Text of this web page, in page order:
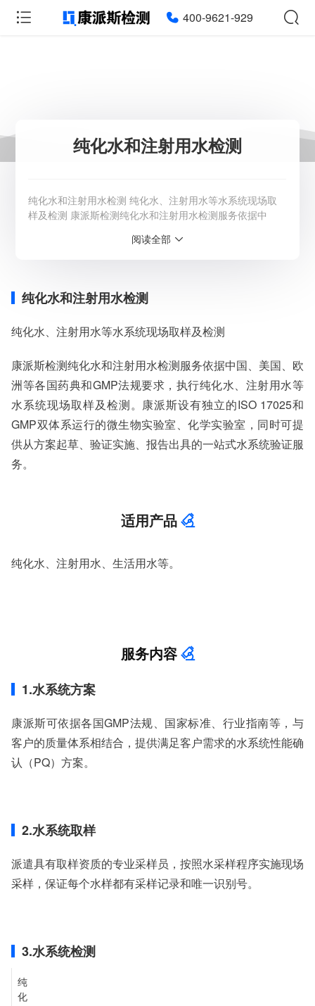
400-9621-929
纯化水和注射用水检测
纯化水和注射用水检测 纯化水、注射用水等水系统现场取
样及检测 康派斯检测纯化水和注射用水检测服务依据中
水、注射用水等水系统现场取样及检测。康派斯设有独立的
水系统验证服务。 适用产品 纯化水、注射用水
检测周期：5-7个工作日，可加急
服务模式：快递寄样、现场取样、人工送样
服务对象：企事业单位、高等院校、科研院所
服务方向：采购销售、竞标投标、生产研发、科研数据、诊
断优化、司法服务
检测标准：国家标准、行业标准、企业标准、地方标准、国
外标准、非标定制
阅读全部
纯化水和注射用水检测
纯化水、注射用水等水系统现场取样及检测
康派斯检测纯化水和注射用水检测服务依据中国、美国、欧
洲等各国药典和GMP法规要求，执行纯化水、注射用水等
水系统现场取样及检测。康派斯设有独立的ISO 17025和
GMP双体系运行的微生物实验室、化学实验室，同时可提
供从方案起草、验证实施、报告出具的一站式水系统验证服
务。
适用产品
纯化水、注射用水、生活用水等。
服务内容
1.水系统方案
康派斯可依据各国GMP法规、国家标准、行业指南等，与
客户的质量体系相结合，提供满足客户需求的水系统性能确
认（PQ）方案。
2.水系统取样
派遣具有取样资质的专业采样员，按照水采样程序实施现场
采样，保证每个水样都有采样记录和唯一识别号。
3.水系统检测
纯
化